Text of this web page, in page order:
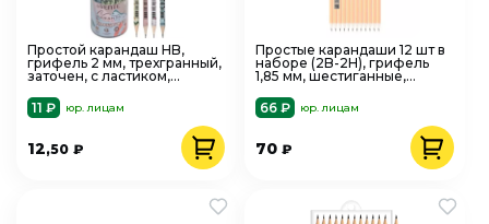
Простой карандаш HB,
грифель 2 мм, трехгранный,
заточен, с ластиком,
11 ₽
юр. лицам
12,50 ₽
Простые карандаши 12 шт в
наборе (2B-2H), грифель
1,85 мм, шестиганные,
66 ₽
юр. лицам
70₽